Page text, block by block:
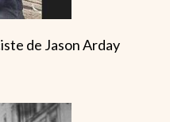
de Jason Arday